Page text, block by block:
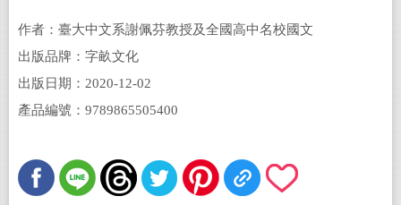
作者：臺大中文系謝佩芬教授及全國高中名校國文
名師李明慈、葉淑芬、吳玉如、彭成錦、穆虹嵐等
二十七位
出版品牌：字畝文化
出版日期：2020-12-02
產品編號：9789865505400